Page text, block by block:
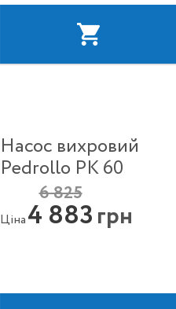
Насос вихровий
Pedrollo PK 60
Ціна
6 825
4 883грн